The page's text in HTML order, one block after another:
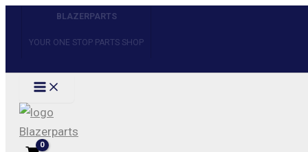
inhoud
BLAZERPARTS
YOUR ONE STOP PARTS SHOP
Home/
Spring eye bushing Chevrolet GMC ’71-’05